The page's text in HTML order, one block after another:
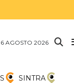
AGOSTO 2026
SINTRA